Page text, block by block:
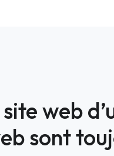
web
sont